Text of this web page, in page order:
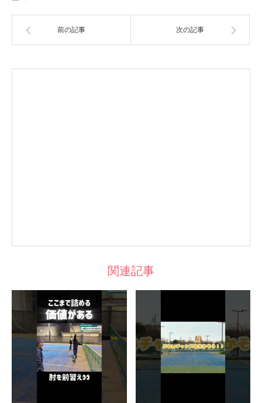
前の記事 次の記事
関連記事